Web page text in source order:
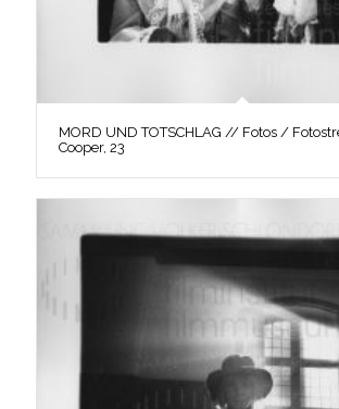
MORD UND TOTSCHLAG // Fotos /
Cooper, 23